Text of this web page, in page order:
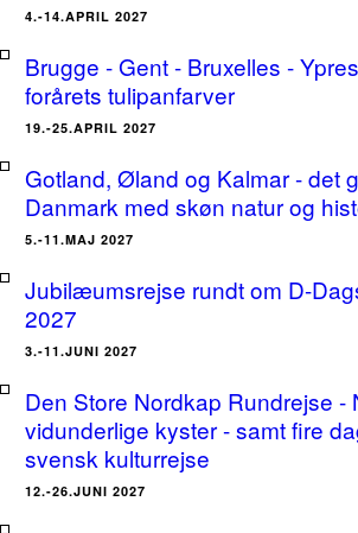
4.-14.APRIL 2027
Brugge - Gent - Bruxelles -
forårets tulipanfarver
19.-25.APRIL 2027
Gotland, Øland og Kalmar - det
Danmark med skøn natur og
5.-11.MAJ 2027
Jubilæumsrejse rundt om D-
2027
3.-11.JUNI 2027
Den Store Nordkap Rundrejse -
vidunderlige kyster - samt fire
svensk kulturrejse
12.-26.JUNI 2027